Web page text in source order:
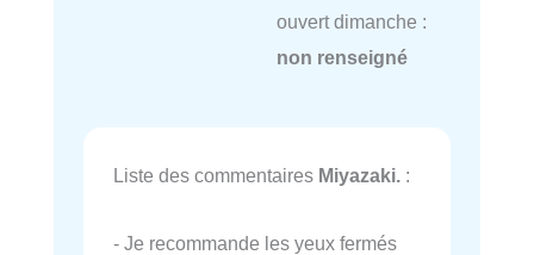
ouvert dimanche :
non renseigné
Liste des commentaires Miyazaki. :
- Je recommande les yeux fermés